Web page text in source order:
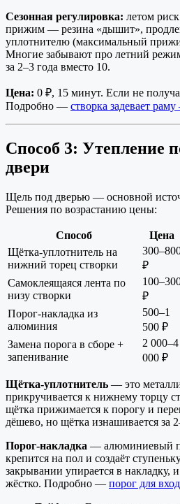
Сезонная регулировка: летом
прижим — резина «дышит»,
уплотнителю (максимальный
Многие забывают про летний
за 2–3 года вместо 10.
Цена: 0 ₽, 15 минут. Если не
Подробно — створка задевает
Способ 3: Утепление
двери
Щель под дверью — основной
Решения по возрастанию цены:
Способ Цена
Щётка-уплотнитель на
нижний торец створки
₽
Самоклеящаяся лента по
низу створки
₽
Порог-накладка из
алюминия
500–1
500 ₽
Замена порога в сборе +
запенивание
2 000–4
000 ₽
Щётка-уплотнитель — это
прикручивается к нижнему торцу
щётка прижимается к порогу и
дёшево, но щётка изнашивается за
Порог-накладка — алюминиевый
крепится на пол и создаёт
закрывании упирается в накладку,
жёстко. Подробно — порог для